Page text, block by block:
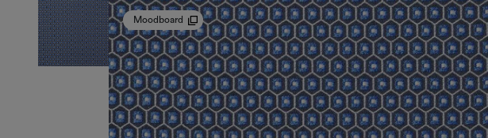
Moodboard